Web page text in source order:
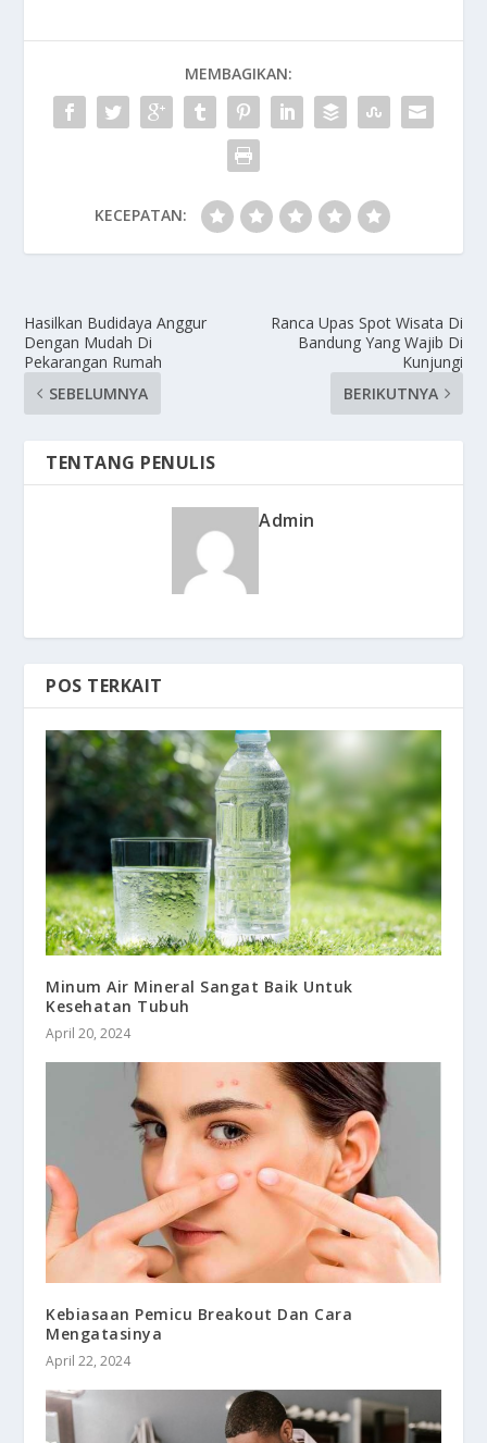
MEMBAGIKAN:
KECEPATAN:
Hasilkan Budidaya Anggur
Dengan Mudah Di
Pekarangan Rumah
SEBELUMNYA
Ranca Upas Spot Wisata Di
Bandung Yang Wajib Di
Kunjungi
BERIKUTNYA
TENTANG PENULIS
Admin
POS TERKAIT
Minum Air Mineral Sangat Baik Untuk
Kesehatan Tubuh
April 20, 2024
Kebiasaan Pemicu Breakout Dan Cara
Mengatasinya
April 22, 2024